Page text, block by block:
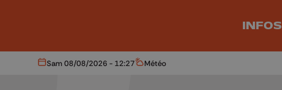
INFOS
Aujourd'hui
Sam 08/08/2026 - 12:27 Météo
Météo